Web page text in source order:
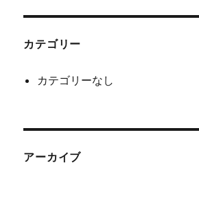
カテゴリー
カテゴリーなし
アーカイブ